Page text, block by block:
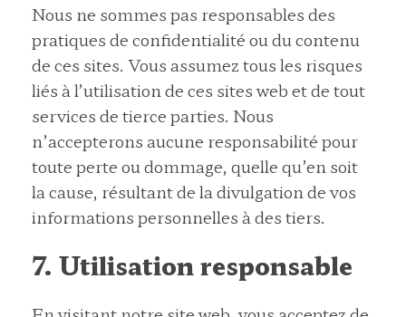
Nous ne sommes pas responsables des
pratiques de confidentialité ou du contenu
de ces sites. Vous assumez tous les risques
liés à l’utilisation de ces sites web et de tout
services de tierce parties. Nous
n’accepterons aucune responsabilité pour
toute perte ou dommage, quelle qu’en soit
la cause, résultant de la divulgation de vos
informations personnelles à des tiers.
7. Utilisation responsable